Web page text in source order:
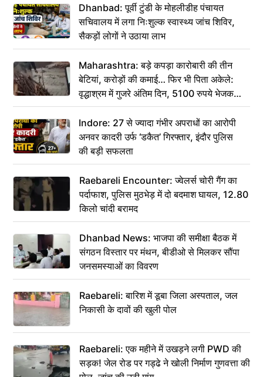
Dhanbad: पूर्वी टुंडी के मोहलीडीह पंचायत
सचिवालय में लगा निःशुल्क स्वास्थ्य जांच शिविर,
सैकड़ों लोगों ने उठाया लाभ
Maharashtra: बड़े कपड़ा कारोबारी की तीन
बेटियां, करोड़ों की कमाई… फिर भी पिता अकेले:
वृद्धाश्रम में गुजरे अंतिम दिन, 5100 रुपये भेजकर
कहा– अंतिम संस्कार कर दीजिए हम नहीं आ पाएंगे
Indore: 27 से ज्यादा गंभीर अपराधों का आरोपी
अनवर कादरी उर्फ ‘डकैत’ गिरफ्तार, इंदौर पुलिस
की बड़ी सफलता
Raebareli Encounter: ज्वेलर्स चोरी गैंग का
पर्दाफाश, पुलिस मुठभेड़ में दो बदमाश घायल, 12.80
किलो चांदी बरामद
Dhanbad News: भाजपा की समीक्षा बैठक में
संगठन विस्तार पर मंथन, बीडीओ से मिलकर सौंपा
जनसमस्याओं का विवरण
Raebareli: बारिश में डूबा जिला अस्पताल, जल
निकासी के दावों की खुली पोल
Raebareli: एक महीने में उखड़ने लगी PWD की
सड़क! जेल रोड पर गड्ढे ने खोली निर्माण गुणवत्ता की